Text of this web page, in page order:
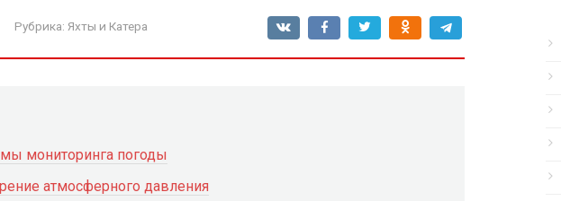
Рубрика: Яхты и Катера
мониторинга погоды
атмосферного давления